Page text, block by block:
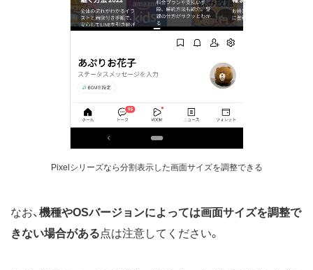
Pixelシリーズなら分割表示した画面サイズを調整できる
なお、 機種やOSバージョンによっては画面サイズを調整で
きない場合がある点は注意してください。